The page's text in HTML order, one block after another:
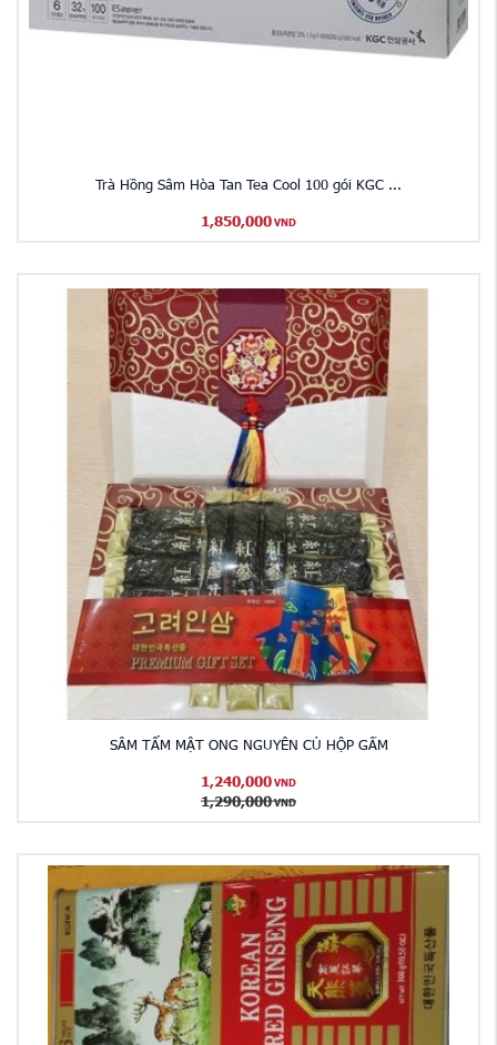
Trà Hồng Sâm Hòa Tan Tea Cool 100 gói KGC ...
1,850,000 VND
SÂM TẨM MẬT ONG NGUYÊN CỦ HỘP GẤM
1,240,000 VND
1,290,000 VND